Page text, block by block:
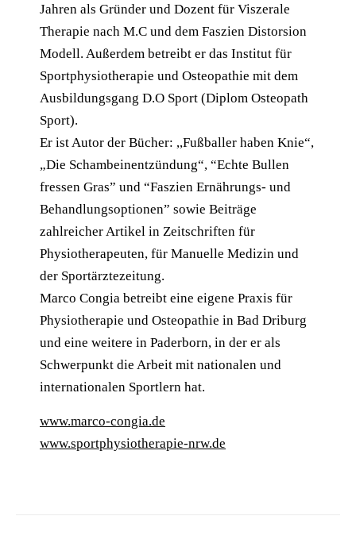
Jahren als Gründer und Dozent für Viszerale
Therapie nach M.C und dem Faszien Distorsion
Modell. Außerdem betreibt er das Institut für
Sportphysiotherapie und Osteopathie mit dem
Ausbildungsgang D.O Sport (Diplom Osteopath
Sport).
Er ist Autor der Bücher: ,,Fußballer haben Knie“,
„Die Schambeinentzündung“, “Echte Bullen
fressen Gras” und “Faszien Ernährungs- und
Behandlungsoptionen” sowie Beiträge
zahlreicher Artikel in Zeitschriften für
Physiotherapeuten, für Manuelle Medizin und
der Sportärztezeitung.
Marco Congia betreibt eine eigene Praxis für
Physiotherapie und Osteopathie in Bad Driburg
und eine weitere in Paderborn, in der er als
Schwerpunkt die Arbeit mit nationalen und
internationalen Sportlern hat.
www.marco-congia.de
www.sportphysiotherapie-nrw.de